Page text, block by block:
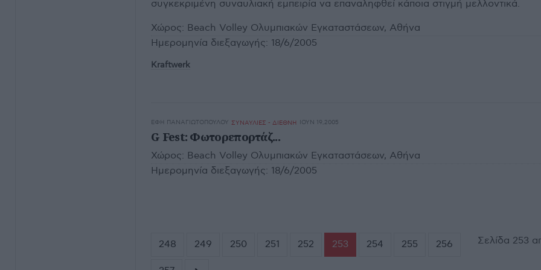
συγκεκριμένη συναυλιακή εμπειρία να επαναληφθεί κάποια στιγμή μελλοντικά.
Χώρος: Beach Volley Ολυμπιακών Εγκαταστάσεων, Αθήνα
Ημερομηνία διεξαγωγής: 18/6/2005
Kraftwerk
ΈΦΗ ΠΑΝΑΓΙΩΤΟΠΟΎΛΟΥ ΣΥΝΑΥΛΙΕΣ - ΔΙΕΘΝΗ ΙΟΥΝ 19,2005
G Fest: Φωτορεπορτάζ...
Χώρος: Beach Volley Ολυμπιακών Εγκαταστάσεων, Αθήνα
Ημερομηνία διεξαγωγής: 18/6/2005
Σελίδα 253
248 249 250 251 252 253 254 255 256